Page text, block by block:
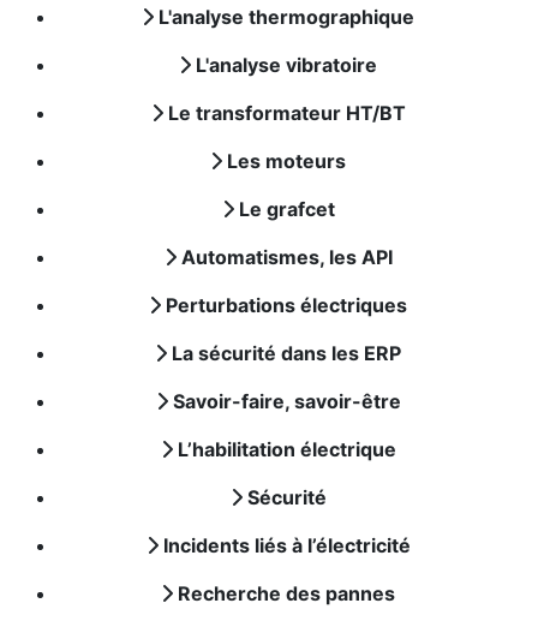
L'analyse thermographique
L'analyse vibratoire
Le transformateur HT/BT
Les moteurs
Le grafcet
Automatismes, les API
Perturbations électriques
La sécurité dans les ERP
Savoir-faire, savoir-être
L’habilitation électrique
Sécurité
Incidents liés à l’électricité
Recherche des pannes